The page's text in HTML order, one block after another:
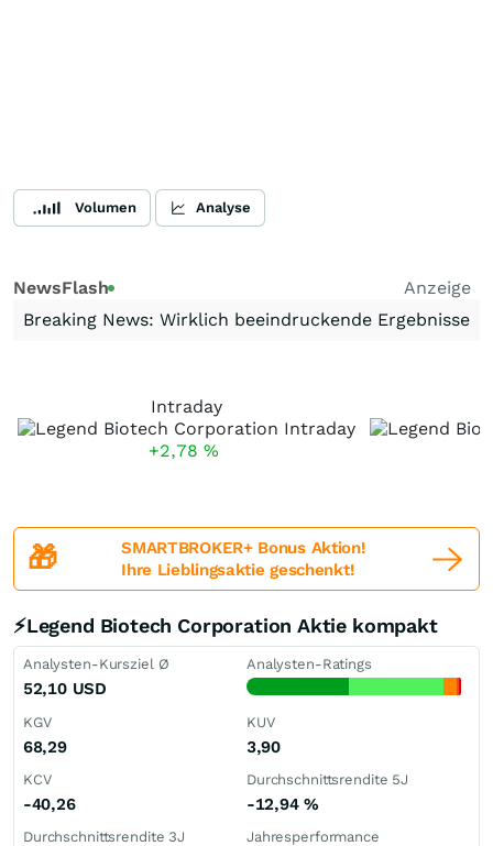
Volumen Analyse
NewsFlash
Anzeige
Breaking News: Wirklich beeindruckende Ergebnisse
Intraday
+2,78 %
🎁
SMARTBROKER+ Bonus Aktion!
Ihre Lieblingsaktie geschenkt!
⚡Legend Biotech Corporation Aktie kompakt
Analysten-Kursziel Ø
52,10 USD
Analysten-Ratings
KGV
68,29
KUV
3,90
KCV
-40,26
Durchschnittsrendite 5J
-12,94 %
Durchschnittsrendite 3J Jahresperformance